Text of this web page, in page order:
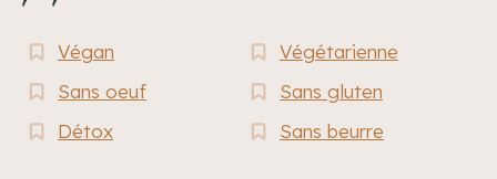
Végan
Végétarienne
Sans oeuf
Sans gluten
Détox
Sans beurre